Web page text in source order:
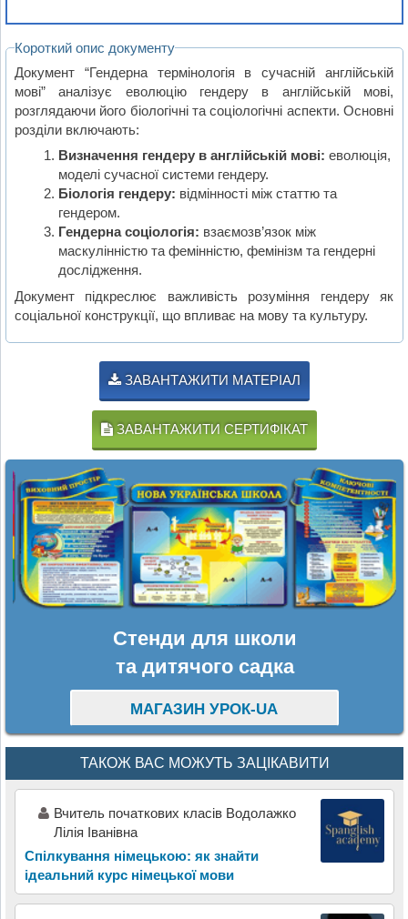
Короткий опис документу
Документ “Гендерна термінологія в сучасній англійській
мові” аналізує еволюцію гендеру в англійській мові,
розглядаючи його біологічні та соціологічні аспекти. Основні
розділи включають:
Визначення гендеру в англійській мові: еволюція,
моделі сучасної системи гендеру.
Біологія гендеру: відмінності між статтю та
гендером.
Гендерна соціологія: взаємозв’язок між
маскулінністю та фемінністю, фемінізм та гендерні
дослідження.
Документ підкреслює важливість розуміння гендеру як
соціальної конструкції, що впливає на мову та культуру.
ЗАВАНТАЖИТИ МАТЕРІАЛ
ЗАВАНТАЖИТИ СЕРТИФІКАТ
Стенди для школи
та дитячого садка
МАГАЗИН УРОК-UA
ТАКОЖ ВАС МОЖУТЬ ЗАЦІКАВИТИ
Вчитель початкових класів Водолажко
Лілія Іванівна
Спілкування німецькою: як знайти
ідеальний курс німецької мови